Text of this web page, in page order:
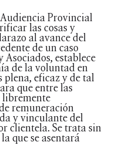
Provincial
las cosas y
al avance del
de un caso
establece
de la voluntad en
plena, eficaz y de tal
que entre las
libremente
remuneración
y vinculante del
clientela. Se trata sin
que se asentará